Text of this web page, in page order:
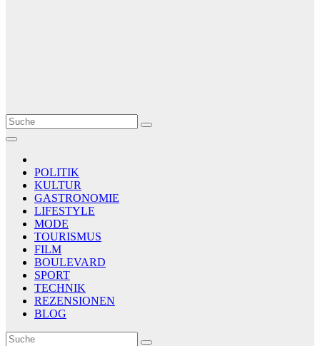
Le Matin
AGENCE DE PRESSE
POLITIK
KULTUR
GASTRONOMIE
LIFESTYLE
MODE
TOURISMUS
FILM
BOULEVARD
SPORT
TECHNIK
REZENSIONEN
BLOG